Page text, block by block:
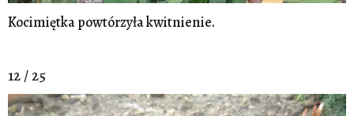
Kocimiętka powtórzyła kwitnienie.
12 / 25